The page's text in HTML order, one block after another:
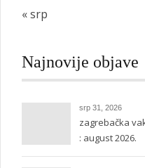
« srp
Najnovije objave
srp 31, 2026
zagrebačka
: august 2026.